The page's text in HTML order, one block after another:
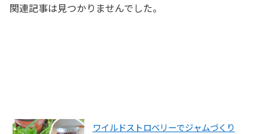
関連記事は見つかりませんでした。
ワイルドストロベリーでジャムづくり